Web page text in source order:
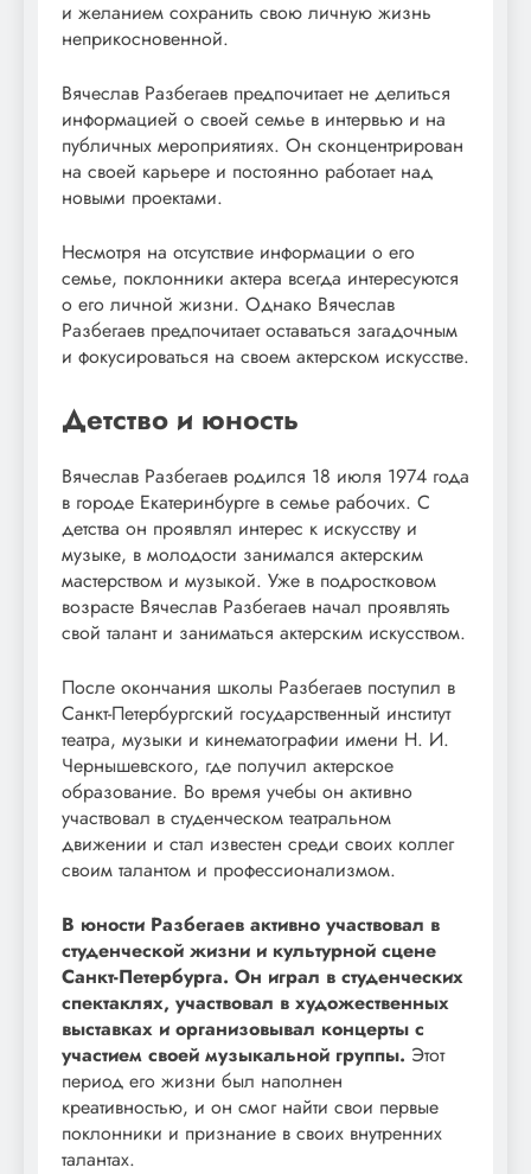
и желанием сохранить свою личную жизнь
неприкосновенной.
Вячеслав Разбегаев предпочитает не делиться
информацией о своей семье в интервью и на
публичных мероприятиях. Он сконцентрирован
на своей карьере и постоянно работает над
новыми проектами.
Несмотря на отсутствие информации о его
семье, поклонники актера всегда интересуются
о его личной жизни. Однако Вячеслав
Разбегаев предпочитает оставаться загадочным
и фокусироваться на своем актерском искусстве.
Детство и юность
Вячеслав Разбегаев родился 18 июля 1974 года
в городе Екатеринбурге в семье рабочих. С
детства он проявлял интерес к искусству и
музыке, в молодости занимался актерским
мастерством и музыкой. Уже в подростковом
возрасте Вячеслав Разбегаев начал проявлять
свой талант и заниматься актерским искусством.
После окончания школы Разбегаев поступил в
Санкт-Петербургский государственный институт
театра, музыки и кинематографии имени Н. И.
Чернышевского, где получил актерское
образование. Во время учебы он активно
участвовал в студенческом театральном
движении и стал известен среди своих коллег
своим талантом и профессионализмом.
В юности Разбегаев активно участвовал в
студенческой жизни и культурной сцене
Санкт-Петербурга. Он играл в студенческих
спектаклях, участвовал в художественных
выставках и организовывал концерты с
участием своей музыкальной группы. Этот
период его жизни был наполнен
креативностью, и он смог найти свои первые
поклонники и признание в своих внутренних
талантах.